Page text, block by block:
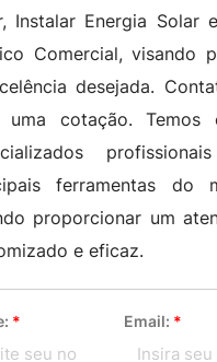
Instalar Energia Solar
Comercial, visando
desejada.
uma cotação. Temos
ferramentas do
proporcionar um
e eficaz.
* Email: *